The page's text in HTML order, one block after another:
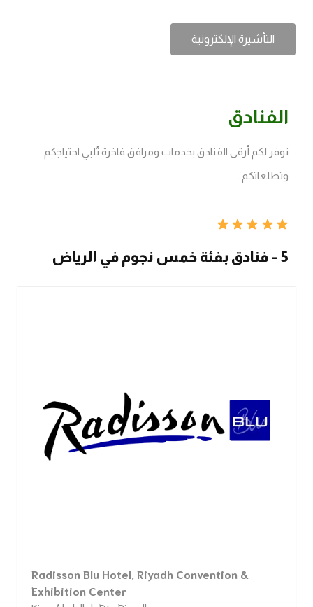
التأشيرة الإلكترونية
الفنادق
نوفر لكم أرقى الفنادق بخدمات ومرافق فاخرة تُلبي احتياجكم
وتطلعاتكم..
5 – فنادق بفئة خمس نجوم في الرياض
Radisson Blu Hotel, Riyadh Convention &
Exhibition Center